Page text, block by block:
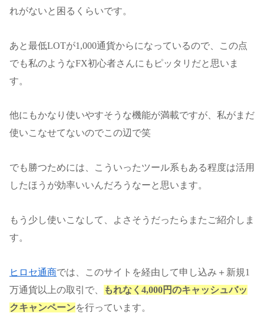
れがないと困るくらいです。
あと最低LOTが1,000通貨からになっているので、この点
でも私のようなFX初心者さんにもピッタリだと思いま
す。
他にもかなり使いやすそうな機能が満載ですが、私がまだ
使いこなせてないのでこの辺で笑
でも勝つためには、こういったツール系もある程度は活用
したほうが効率いいんだろうなーと思います。
もう少し使いこなして、よさそうだったらまたご紹介しま
す。
ヒロセ通商では、このサイトを経由して申し込み＋新規1
万通貨以上の取引で、
もれなく4,000円のキャッシュバッ
クキャンペーンを行っています。